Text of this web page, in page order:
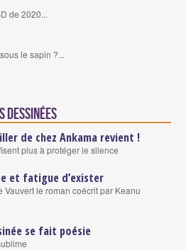
de 2020...
le sapin ?...
de chez Ankama revient !
plus à protéger le silence
et fatigue d’exister
le roman coécrit par Keanu
se fait poésie